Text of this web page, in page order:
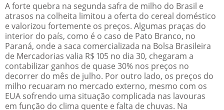
A forte quebra na segunda safra de milho do Brasil e
atrasos na colheita limitou a oferta do cereal doméstico
e valorizou fortemente os preços. Algumas praças do
interior do país, como é o caso de Pato Branco, no
Paraná, onde a saca comercializada na Bolsa Brasileira
de Mercadorias valia R$ 105 no dia 30, chegaram a
contabilizar ganhos de quase 30% nos preços no
decorrer do mês de julho. Por outro lado, os preços do
milho recuaram no mercado externo, mesmo com os
EUA sofrendo uma situação complicada nas lavouras
em função do clima quente e falta de chuvas. Na